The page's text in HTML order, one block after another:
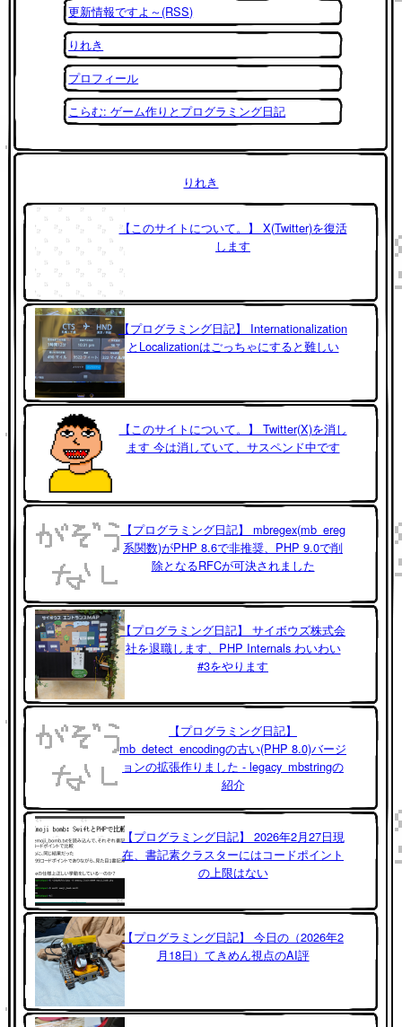
更新情報ですよ～(RSS)
りれき
プロフィール
こらむ: ゲーム作りとプログラミング日記
りれき
【このサイトについて。】 X(Twitter)を復活
します
【プログラミング日記】 Internationalization
とLocalizationはごっちゃにすると難しい
【このサイトについて。】 Twitter(X)を消し
ます 今は消していて、サスペンド中です
【プログラミング日記】 mbregex(mb_ereg
系関数)がPHP 8.6で非推奨、PHP 9.0で削
除となるRFCが可決されました
【プログラミング日記】 サイボウズ株式会
社を退職します、PHP Internals わいわい
#3をやります
【プログラミング日記】
mb_detect_encodingの古い(PHP 8.0)バージ
ョンの拡張作りました - legacy_mbstringの
紹介
【プログラミング日記】 2026年2月27日現
在、書記素クラスターにはコードポイント
の上限はない
【プログラミング日記】 今日の（2026年2
月18日）てきめん視点のAI評